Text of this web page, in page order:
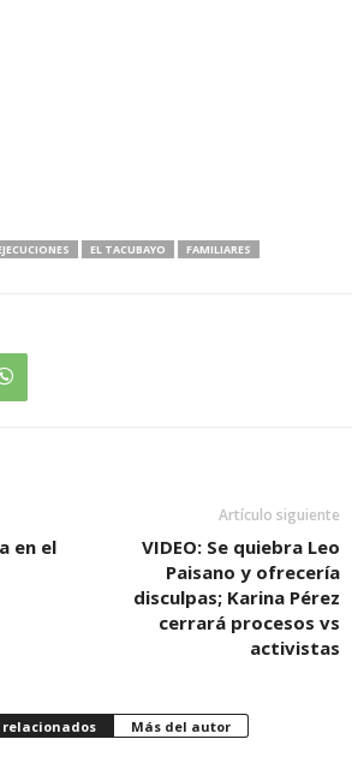
EL TACUBAYO
FAMILIARES
en el
Artículo siguiente
VIDEO: Se quiebra Leo
Paisano y ofrecería
disculpas; Karina Pérez
cerrará procesos vs
activistas
Más del autor